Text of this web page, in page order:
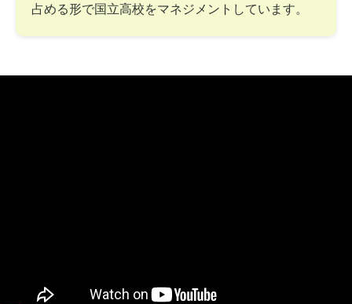
占める形で国立高校をマネジメントしています。